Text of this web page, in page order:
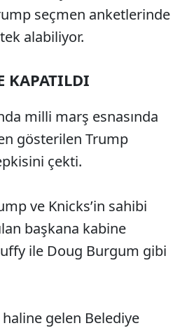
seçmen anketlerinde
alabiliyor.
KAPATILDI
milli marş esnasında
gösterilen Trump
çekti.
ve Knicks’in sahibi
başkana kabine
ile Doug Burgum gibi
gelen Belediye